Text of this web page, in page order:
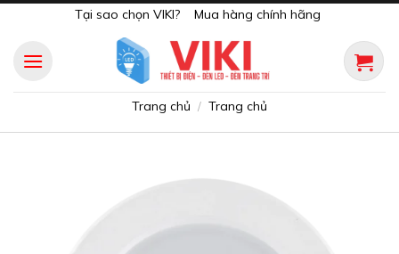
content
Tại sao chọn VIKI? Mua hàng chính hãng
Trang chủ / Trang chủ